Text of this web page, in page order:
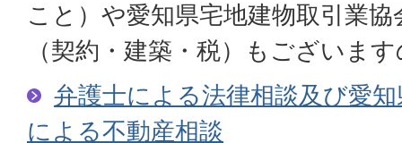
こと）や愛知県宅地建物取引業
（契約・建築・税）もございま
弁護士による法律相談及び愛
による不動産相談